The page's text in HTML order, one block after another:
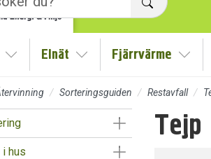
Visa/Göm undermeny
Elnät Visa/Göm undermeny
Fjärrvärme Visa/
Sorteringsguiden Restavfall
Visa/Göm
hus Visa/Göm
Tejp